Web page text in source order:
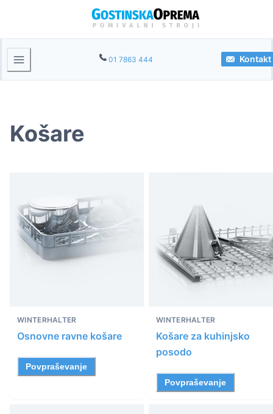
01 7863 444 Kontakt
Košare
WINTERHALTER
Osnovne ravne košare
Povpraševanje
WINTERHALTER
Košare za kuhinjsko
posodo
Povpraševanje